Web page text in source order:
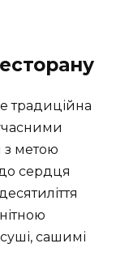
традиційна
з метою
сердця
сашимі